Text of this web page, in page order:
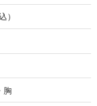
）
胸